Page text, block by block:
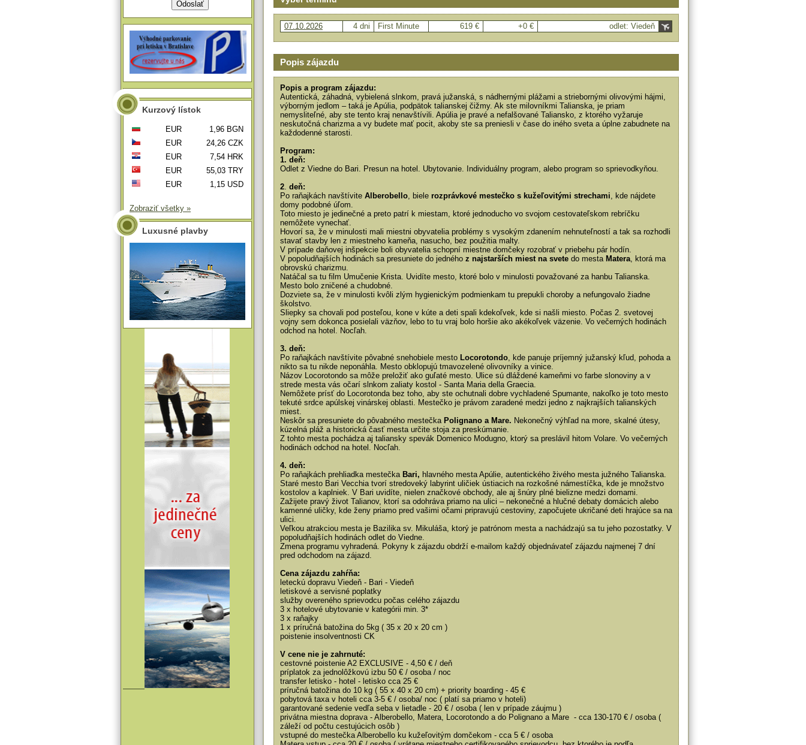
07.10.2026 4 dni First Minute 619 € +0 € odlet: Viedeň
Popis zájazdu
Popis a program zájazdu:
Autentická, záhadná, vybielená slnkom, pravá južanská, s nádhernými plážami a striebornými olivovými hájmi,
výborným jedlom – taká je Apúlia, podpätok talianskej čižmy. Ak ste milovníkmi Talianska, je priam
nemysliteľné, aby ste tento kraj nenavštívili. Apúlia je pravé a nefalšované Taliansko, z ktorého vyžaruje
neskutočná charizma a vy budete mať pocit, akoby ste sa preniesli v čase do iného sveta a úplne zabudnete na
každodenné starosti.
Program:
1. deň:
Odlet z Viedne do Bari. Presun na hotel. Ubytovanie. Individuálny program, alebo program so sprievodkyňou.
2. deň:
Po raňajkách navštívite Alberobello, biele rozprávkové mestečko s kužeľovitými strechami, kde nájdete
domy podobné úľom.
Toto miesto je jedinečné a preto patrí k miestam, ktoré jednoducho vo svojom cestovateľskom rebríčku
nemôžete vynechať.
Hovorí sa, že v minulosti mali miestni obyvatelia problémy s vysokým zdanením nehnuteľností a tak sa rozhodli
stavať stavby len z miestneho kameňa, nasucho, bez použitia malty.
V prípade daňovej inšpekcie boli obyvatelia schopní miestne domčeky rozobrať v priebehu pár hodín.
V popoludňajších hodinách sa presuniete do jedného z najstarších miest na svete do mesta Matera, ktorá ma
obrovskú charizmu.
Natáčal sa tu film Umučenie Krista. Uvidíte mesto, ktoré bolo v minulosti považované za hanbu Talianska.
Mesto bolo zničené a chudobné.
Dozviete sa, že v minulosti kvôli zlým hygienickým podmienkam tu prepukli choroby a nefungovalo žiadne
školstvo.
Sliepky sa chovali pod posteľou, kone v kúte a deti spali kdekoľvek, kde si našli miesto. Počas 2. svetovej
vojny sem dokonca posielali väzňov, lebo to tu vraj bolo horšie ako akékoľvek väzenie. Vo večerných hodinách
odchod na hotel. Nocľah.
3. deň:
Po raňajkách navštívite pôvabné snehobiele mesto Locorotondo, kde panuje príjemný južanský kľud, pohoda a
nikto sa tu nikde neponáhla. Mesto obklopujú tmavozelené olivovníky a vinice.
Názov Locorotondo sa môže preložiť ako guľaté mesto. Ulice sú dláždené kameňmi vo farbe slonoviny a v
strede mesta vás očarí slnkom zaliaty kostol - Santa Maria della Graecia.
Nemôžete prísť do Locorotonda bez toho, aby ste ochutnali dobre vychladené Spumante, nakoľko je toto mesto
tekuté srdce apúlskej vinárskej oblasti. Mestečko je právom zaradené medzi jedno z najkrajších talianských
miest.
Neskôr sa presuniete do pôvabného mestečka Polignano a Mare. Nekonečný výhľad na more, skalné útesy,
kúzelná pláž a historická časť mesta určite stoja za preskúmanie.
Z tohto mesta pochádza aj taliansky spevák Domenico Modugno, ktorý sa preslávil hitom Volare. Vo večerných
hodinách odchod na hotel. Nocľah.
4. deň:
Po raňajkách prehliadka mestečka Bari, hlavného mesta Apúlie, autentického živého mesta južného Talianska.
Staré mesto Bari Vecchia tvorí stredoveký labyrint uličiek ústiacich na rozkošné námestíčka, kde je množstvo
kostolov a kaplniek. V Bari uvidíte, nielen značkové obchody, ale aj šnúry plné bielizne medzi domami.
Zažijete pravý život Talianov, ktorí sa odohráva priamo na ulici – nekonečné a hlučné debaty domácich alebo
kamenné uličky, kde ženy priamo pred vašimi očami pripravujú cestoviny, započujete ukričané deti hrajúce sa na
ulici.
Veľkou atrakciou mesta je Bazilika sv. Mikuláša, ktorý je patrónom mesta a nachádzajú sa tu jeho pozostatky. V
popoludňajších hodinách odlet do Viedne.
Zmena programu vyhradená. Pokyny k zájazdu obdrží e-mailom každý objednávateľ zájazdu najmenej 7 dní
pred odchodom na zájazd.
Cena zájazdu zahŕňa:
leteckú dopravu Viedeň - Bari - Viedeň
letiskové a servisné poplatky
služby overeného sprievodcu počas celého zájazdu
3 x hotelové ubytovanie v kategórii min. 3*
3 x raňajky
1 x príručná batožina do 5kg ( 35 x 20 x 20 cm )
poistenie insolventnosti CK
V cene nie je zahrnuté:
cestovné poistenie A2 EXCLUSIVE - 4,50 € / deň
príplatok za jednolôžkovú izbu 50 € / osoba / noc
transfer letisko - hotel - letisko cca 25 €
príručná batožina do 10 kg ( 55 x 40 x 20 cm) + priority boarding - 45 €
pobytová taxa v hoteli cca 3-5 € / osoba/ noc ( platí sa priamo v hoteli)
garantované sedenie vedľa seba v lietadle - 20 € / osoba ( len v prípade záujmu )
privátna miestna doprava - Alberobello, Matera, Locorotondo a do Polignano a Mare - cca 130-170 € / osoba (
záleží od počtu cestujúcich osôb )
vstupné do mestečka Alberobello ku kužeľovitým domčekom - cca 5 € / osoba
Kurzový lístok
EUR
1,96 BGN
EUR
24,26 CZK
EUR
7,54 HRK
EUR
55,03 TRY
EUR
1,15 USD
Zobraziť všetky »
Luxusné plavby